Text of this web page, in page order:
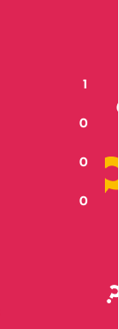
1
0
0
0